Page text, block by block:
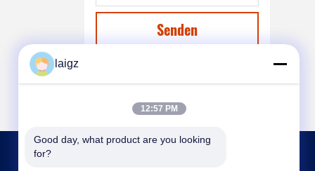
Senden
laigz
12:57 PM
Good day, what product are you looking
for?